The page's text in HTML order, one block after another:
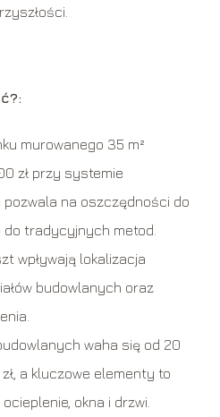
murowanego 35 m²
zł przy systemie
na oszczędności do
do tradycyjnych metod.
wpływają lokalizacja
budowlanych oraz
waha się od 20
a kluczowe elementy to
okna i drzwi.